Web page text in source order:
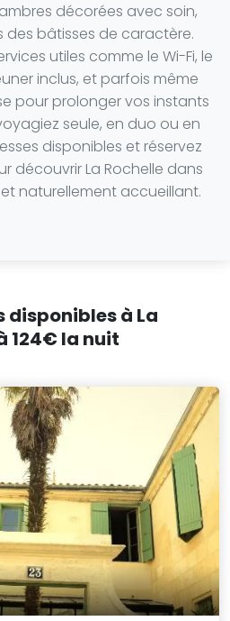
décorées avec soin,
des bâtisses de caractère.
utiles comme le Wi-Fi, le
inclus, et parfois même
pour prolonger vos instants
seule, en duo ou en
disponibles et réservez
découvrir La Rochelle dans
naturellement accueillant.
disponibles à La
124€ la nuit